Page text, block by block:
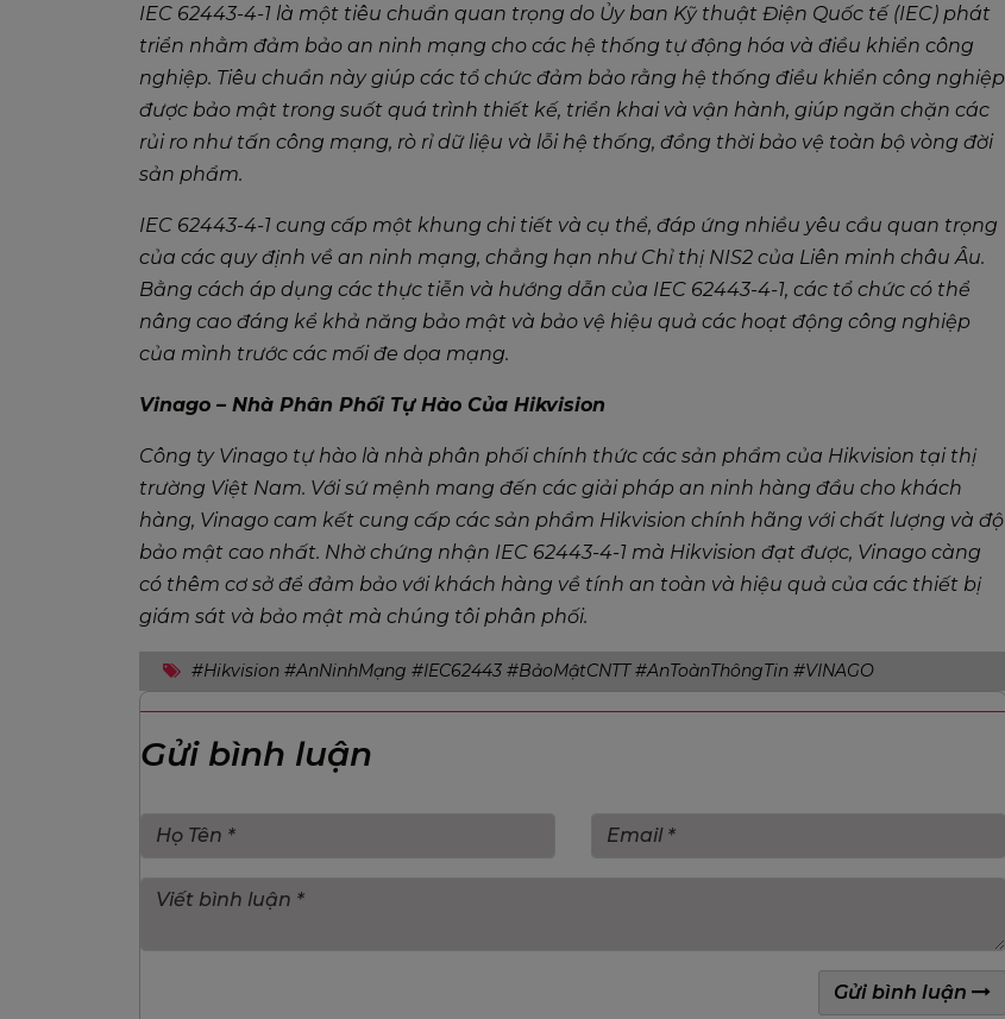
IEC 62443-4-1 là một tiêu chuẩn quan trọng do Ủy ban Kỹ thuật Điện Quốc tế (IEC) phát
triển nhằm đảm bảo an ninh mạng cho các hệ thống tự động hóa và điều khiển công
nghiệp. Tiêu chuẩn này giúp các tổ chức đảm bảo rằng hệ thống điều khiển công nghiệp
được bảo mật trong suốt quá trình thiết kế, triển khai và vận hành, giúp ngăn chặn các
rủi ro như tấn công mạng, rò rỉ dữ liệu và lỗi hệ thống, đồng thời bảo vệ toàn bộ vòng đời
sản phẩm.
IEC 62443-4-1 cung cấp một khung chi tiết và cụ thể, đáp ứng nhiều yêu cầu quan trọng
của các quy định về an ninh mạng, chẳng hạn như Chỉ thị NIS2 của Liên minh châu Âu.
Bằng cách áp dụng các thực tiễn và hướng dẫn của IEC 62443-4-1, các tổ chức có thể
nâng cao đáng kể khả năng bảo mật và bảo vệ hiệu quả các hoạt động công nghiệp
của mình trước các mối đe dọa mạng.
Vinago – Nhà Phân Phối Tự Hào Của Hikvision
Công ty Vinago tự hào là nhà phân phối chính thức các sản phẩm của Hikvision tại thị
trường Việt Nam. Với sứ mệnh mang đến các giải pháp an ninh hàng đầu cho khách
hàng, Vinago cam kết cung cấp các sản phẩm Hikvision chính hãng với chất lượng và độ
bảo mật cao nhất. Nhờ chứng nhận IEC 62443-4-1 mà Hikvision đạt được, Vinago càng
có thêm cơ sở để đảm bảo với khách hàng về tính an toàn và hiệu quả của các thiết bị
giám sát và bảo mật mà chúng tôi phân phối.
#Hikvision #AnNinhMạng #IEC62443 #BảoMậtCNTT #AnToànThôngTin #VINAGO
Gửi bình luận
Gửi bình luận